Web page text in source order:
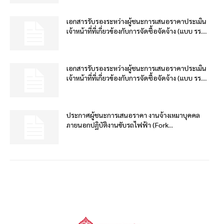
เอกสารรับรองระหว่างผู้ชนะการเสนอราคาประเมิน
เจ้าหน้าที่ที่เกี่ยวข้องกับการจัดซื้อจัดจ้าง (แบบ รร....
เอกสารรับรองระหว่างผู้ชนะการเสนอราคาประเมิน
เจ้าหน้าที่ที่เกี่ยวข้องกับการจัดซื้อจัดจ้าง (แบบ รร....
ประกาศผู้ชนะการเสนอราคา งานจ้างเหมาบุคคล
ภายนอกปฏิบัติงานขับรถไฟฟ้า (Fork...